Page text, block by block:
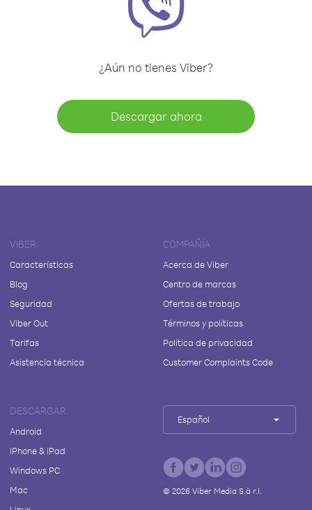
¿Aún no tienes Viber?
Descargar ahora
VIBER
Características
Blog
Seguridad
Viber Out
Tarifas
Asistencia técnica
COMPAÑÍA
Acerca de Viber
Centro de marcas
Ofertas de trabajo
Términos y políticas
Política de privacidad
Customer Complaints Code
DESCARGAR
Android
iPhone & iPad
Windows PC
Mac
Español
© 2026Viber Media S.à r.l.